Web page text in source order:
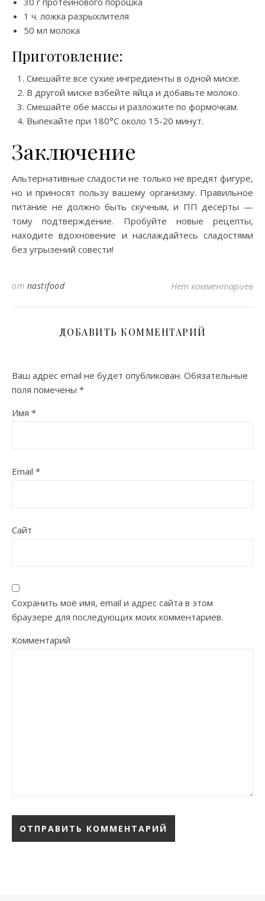
1 ч. ложка разрыхлителя
50 мл молока
Приготовление:
Смешайте все сухие ингредиенты в одной миске.
В другой миске взбейте яйца и добавьте молоко.
Смешайте обе массы и разложите по формочкам.
Выпекайте при 180°C около 15-20 минут.
Заключение
Альтернативные сладости не только не вредят фигуре,
но и приносят пользу вашему организму. Правильное
питание не должно быть скучным, и ПП десерты —
тому подтверждение. Пробуйте новые рецепты,
находите вдохновение и наслаждайтесь сладостями
без угрызений совести!
от nastifood Нет комментариев
ДОБАВИТЬ КОММЕНТАРИЙ
Ваш адрес email не будет опубликован. Обязательные
поля помечены *
Имя *
Email *
Сайт
Сохранить моё имя, email и адрес сайта в этом
браузере для последующих моих комментариев.
Комментарий